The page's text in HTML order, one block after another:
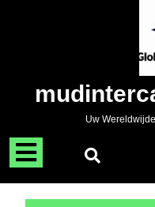
Uw
Menu
openen